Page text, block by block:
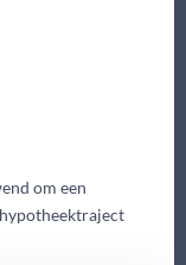
om een